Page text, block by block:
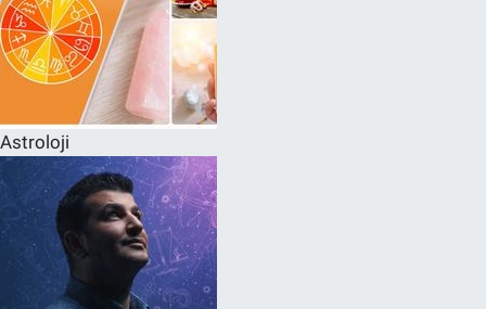
Astroloji